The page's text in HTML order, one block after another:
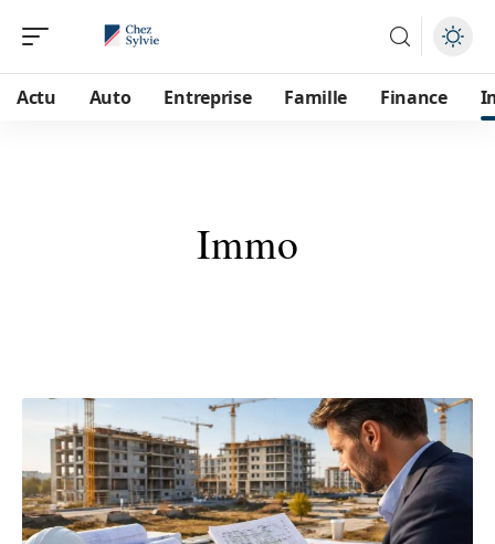
Actu Auto Entreprise Famille Finance
Immo